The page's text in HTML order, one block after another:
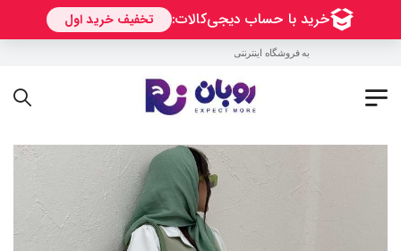
به فروشگاه اینترنتی روبان خوش آمدید !